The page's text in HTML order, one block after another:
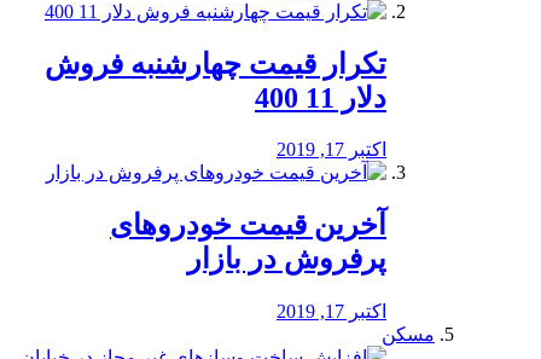
تکرار قیمت چهارشنبه فروش
دلار 11 400
اکتبر 17, 2019
آخرین قیمت خودرو‌های
پرفروش در بازار
اکتبر 17, 2019
مسکن